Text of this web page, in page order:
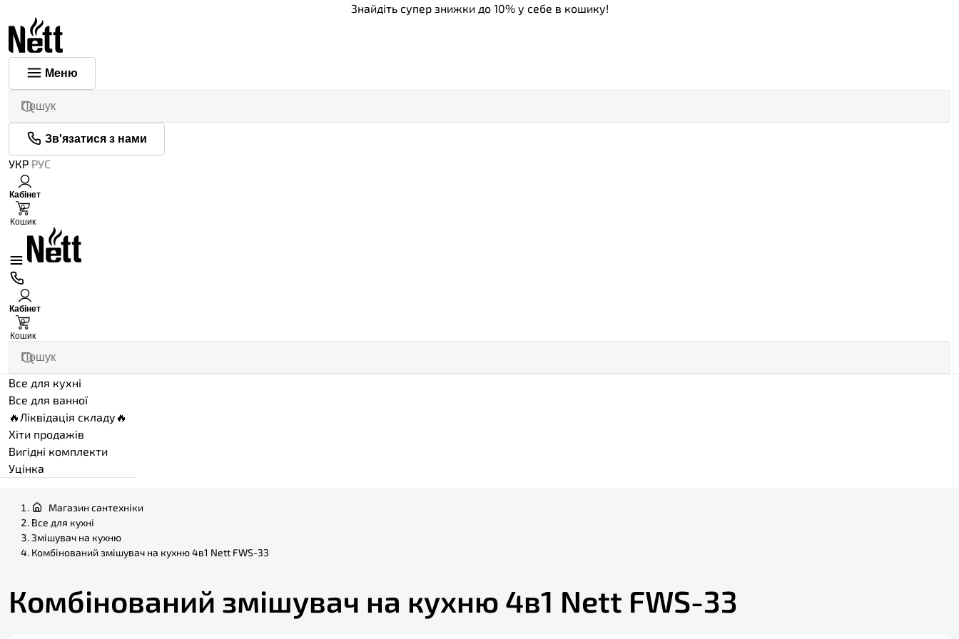
Знайдіть супер знижки до 10% у себе в кошику!
Меню
Зв'язатися з нами
УКР РУС
Кабінет
0
Кошик
Кабінет
0
Кошик
Все для кухні
Все для ванної
🔥Ліквідація складу🔥
Хіти продажів
Вигідні комплекти
Уцінка
Магазин сантехніки
Все для кухні
Змішувач на кухню
Комбінований змішувач на кухню 4в1 Nett FWS-33
Комбінований змішувач на кухню 4в1 Nett FWS-33